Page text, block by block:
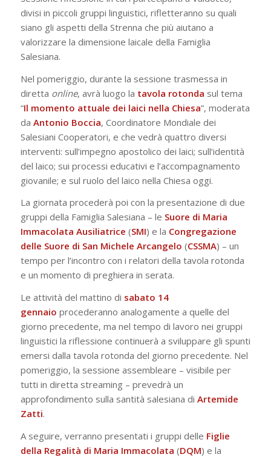
divisi in piccoli gruppi linguistici, rifletteranno su quali
siano gli aspetti della Strenna che più aiutano a
valorizzare la dimensione laicale della Famiglia
Salesiana.
Nel pomeriggio, durante la sessione trasmessa in
diretta online, avrà luogo la tavola rotonda sul tema
“Il momento attuale dei laici nella Chiesa”, moderata
da Antonio Boccia, Coordinatore Mondiale dei
Salesiani Cooperatori, e che vedrà quattro diversi
interventi: sull’impegno apostolico dei laici; sull’identità
del laico; sui processi educativi e l’accompagnamento
giovanile; e sul ruolo del laico nella Chiesa oggi.
La giornata procederà poi con la presentazione di due
gruppi della Famiglia Salesiana – le Suore di Maria
Immacolata Ausiliatrice (SMI) e la Congregazione
delle Suore di San Michele Arcangelo (CSSMA) – un
tempo per l’incontro con i relatori della tavola rotonda
e un momento di preghiera in serata.
Le attività del mattino di sabato 14
gennaio procederanno analogamente a quelle del
giorno precedente, ma nel tempo di lavoro nei gruppi
linguistici la riflessione continuerà a sviluppare gli spunti
emersi dalla tavola rotonda del giorno precedente. Nel
pomeriggio, la sessione assembleare – visibile per
tutti in diretta streaming – prevedrà un
approfondimento sulla santità salesiana di Artemide
Zatti.
A seguire, verranno presentati i gruppi delle Figlie
della Regalità di Maria Immacolata (DQM) e la